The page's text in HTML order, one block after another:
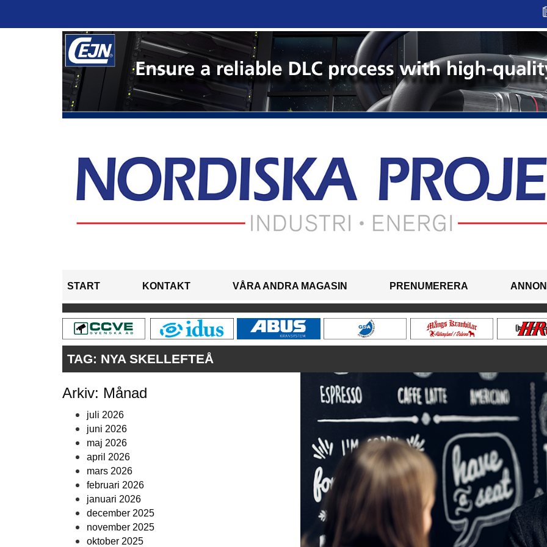
START KONTAKT VÅRA ANDRA MAGASIN PRENUMERERA
TAG: NYA SKELLEFTEÅ
Arkiv: Månad
juli 2026
juni 2026
maj 2026
april 2026
mars 2026
februari 2026
januari 2026
december 2025
november 2025
oktober 2025